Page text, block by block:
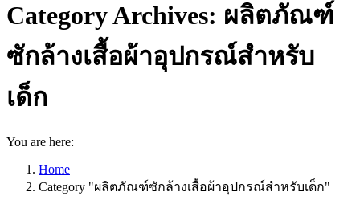
Category Archives: ผลิตภัณฑ์
ซักล้างเสื้อผ้าอุปกรณ์สำหรับ
เด็ก
You are here:
Home
Category "ผลิตภัณฑ์ซักล้างเสื้อผ้าอุปกรณ์สำหรับเด็ก"